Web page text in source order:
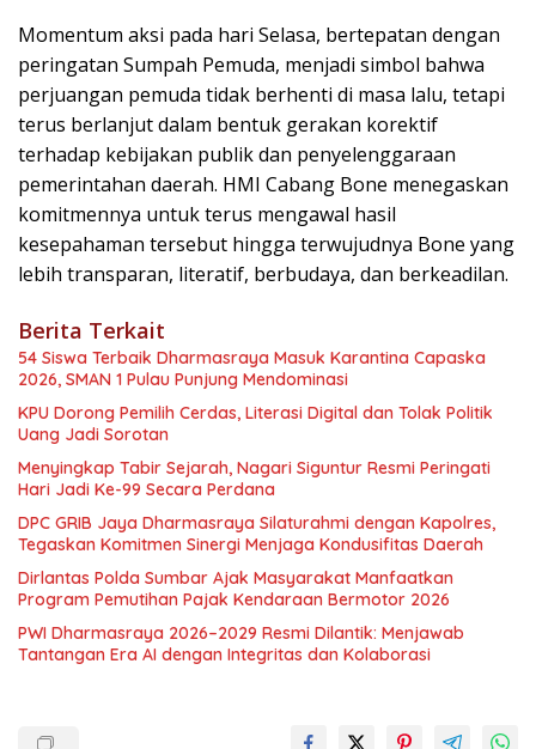
Momentum aksi pada hari Selasa, bertepatan dengan
peringatan Sumpah Pemuda, menjadi simbol bahwa
perjuangan pemuda tidak berhenti di masa lalu, tetapi
terus berlanjut dalam bentuk gerakan korektif
terhadap kebijakan publik dan penyelenggaraan
pemerintahan daerah. HMI Cabang Bone menegaskan
komitmennya untuk terus mengawal hasil
kesepahaman tersebut hingga terwujudnya Bone yang
lebih transparan, literatif, berbudaya, dan berkeadilan.
Berita Terkait
54 Siswa Terbaik Dharmasraya Masuk Karantina Capaska
2026, SMAN 1 Pulau Punjung Mendominasi
KPU Dorong Pemilih Cerdas, Literasi Digital dan Tolak Politik
Uang Jadi Sorotan
Menyingkap Tabir Sejarah, Nagari Siguntur Resmi Peringati
Hari Jadi Ke-99 Secara Perdana
DPC GRIB Jaya Dharmasraya Silaturahmi dengan Kapolres,
Tegaskan Komitmen Sinergi Menjaga Kondusifitas Daerah
Dirlantas Polda Sumbar Ajak Masyarakat Manfaatkan
Program Pemutihan Pajak Kendaraan Bermotor 2026
PWI Dharmasraya 2026–2029 Resmi Dilantik: Menjawab
Tantangan Era AI dengan Integritas dan Kolaborasi